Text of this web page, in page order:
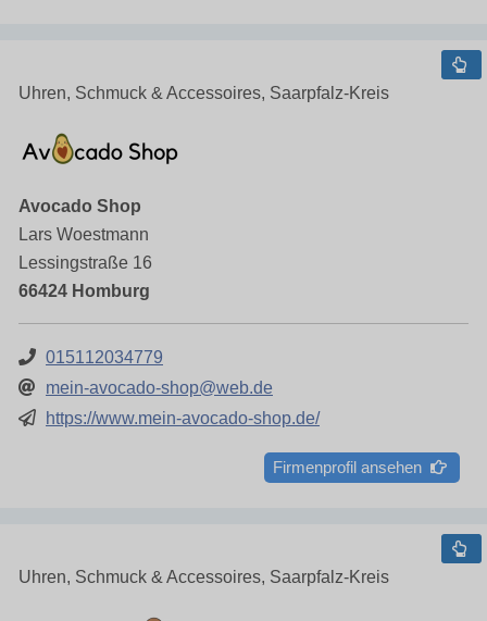
Uhren, Schmuck & Accessoires, Saarpfalz-Kreis
Avocado Shop
Lars Woestmann
Lessingstraße 16
66424 Homburg
015112034779
mein-avocado-shop@web.de
https://www.mein-avocado-shop.de/
Firmenprofil ansehen
Uhren, Schmuck & Accessoires, Saarpfalz-Kreis